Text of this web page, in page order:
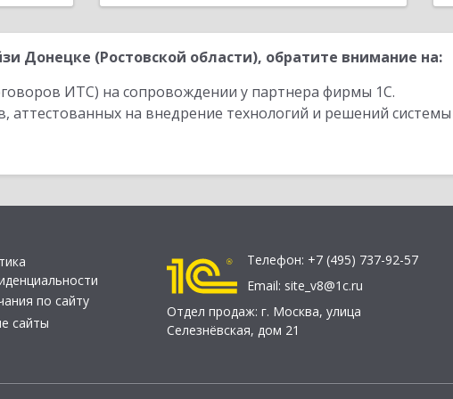
Донецке (Ростовской области), обратите внимание на:
ИТС) на сопровождении у партнера фирмы 1С.
аттестованных на внедрение технологий и решений
по сайту
сайты
Телефон: +7 (495) 737-92-57
Email: site_v8@1c.ru
Отдел продаж: г. Москва, улица
Селезнёвская, дом 21